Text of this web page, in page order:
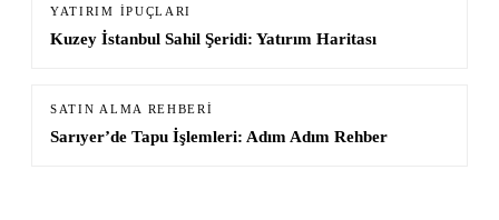
YATIRIM İPUÇLARI
Kuzey İstanbul Sahil Şeridi: Yatırım Haritası
SATIN ALMA REHBERI
Sarıyer’de Tapu İşlemleri: Adım Adım Rehber